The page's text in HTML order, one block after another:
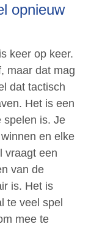
opnieuw
keer op keer.
maar dat mag
dat tactisch
Het is een
spelen is. Je
en elke
vraagt een
van de
is. Het is
te veel spel
mee te